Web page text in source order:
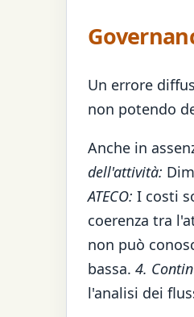
Un errore
non potendo
Anche in
dell'attività:
ATECO: I costi
coerenza tra
non può
bassa. 4.
l'analisi dei